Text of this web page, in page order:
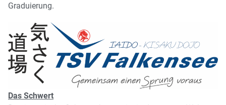
Graduierung.
Das Schwert